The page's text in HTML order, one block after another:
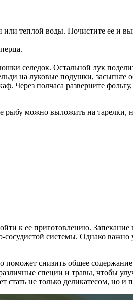
или теплой воды. Почистите ее и
селедок. Остальной лук
на луковые подушки, засыпьте
Через полчаса разверните
можно выложить на тарелки,
к ее приготовлению. Запекание
системы. Однако важно
снизить общее
специи и травы, чтобы
стать не только деликатесом, но